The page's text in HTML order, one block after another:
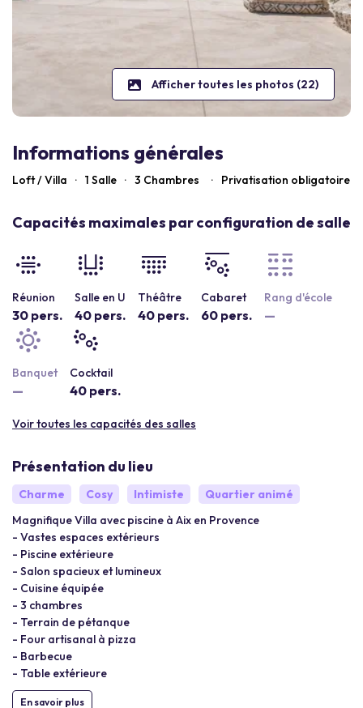
Afficher toutes les photos (22)
Informations générales
Loft / Villa · 1 Salle · 3 Chambres · Privatisation obligatoire
Capacités maximales par configuration de salle
Réunion
30 pers.
Salle en U
40 pers.
Théâtre
40 pers.
Cabaret
60 pers.
Rang d'école
—
Banquet
—
Cocktail
40 pers.
Voir toutes les capacités des salles
Présentation du lieu
Charme Cosy Intimiste
Quartier animé
Magnifique Villa avec piscine à Aix en Provence
- Vastes espaces extérieurs
- Piscine extérieure
- Salon spacieux et lumineux
- Cuisine équipée
- 3 chambres
- Terrain de pétanque
- Four artisanal à pizza
- Barbecue
- Table extérieure
En savoir plus